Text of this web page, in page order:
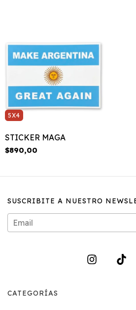
5X4
STICKER MAGA
$890,00
SUSCRIBITE A NUESTRO
CATEGORÍAS